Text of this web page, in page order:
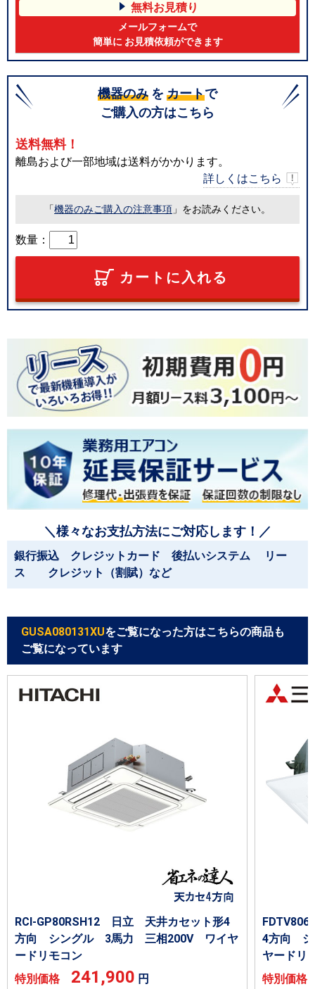
無料お見積り
メールフォームで
簡単に お見積依頼ができます
機器のみ を カートで
ご購入の方はこちら
送料無料！
離島および一部地域は送料がかかります。
詳しくはこちら
「機器のみご購入の注意事項 」をお読みください。
数量：
カートに入れる
＼様々なお支払方法にご対応します！／
銀行振込 クレジットカード 後払いシステム リー
ス クレジット（割賦）など
GUSA080131XUをご覧になった方はこちらの商品も
ご覧になっています
RCI-GP80RSH12 日立 天井カセット形4
方向 シングル 3馬力 三相200V ワイヤ
ードリモコン
特別価格 241,900 円
4方向
ヤードリ
特別価